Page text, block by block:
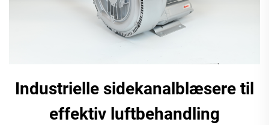
Industrielle sidekanalblæsere til
effektiv luftbehandling